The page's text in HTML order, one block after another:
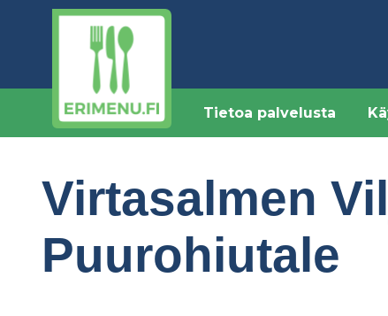
Hyppää
Tietoa palvelusta
Virtasalmen
Puurohiutale